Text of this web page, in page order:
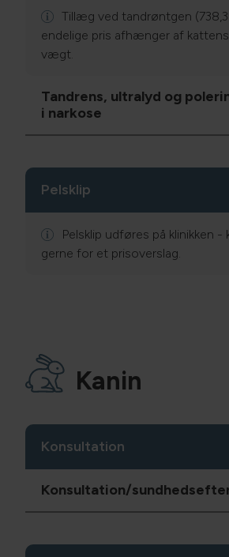
Tillæg ved tandrøntgen
endelige pris afhænger af
vægt.
Tandrens, ultralyd og
i narkose
Pelsklip
Pelsklip udføres på klinikken -
gerne for et prisoverslag.
Kanin
Konsultation
Konsultation/